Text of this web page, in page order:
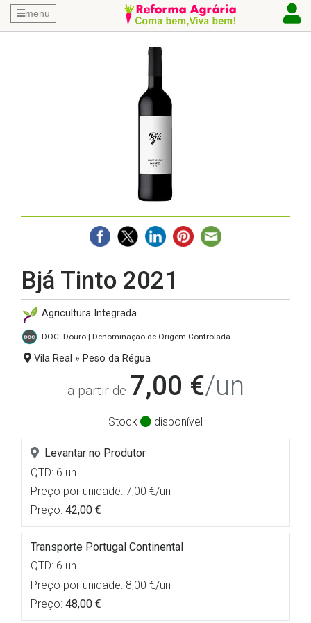
menu
Bjá Tinto 2021
Agricultura Integrada
DOC: Douro | Denominação de Origem Controlada
Vila Real » Peso da Régua
a partir de 7,00 €/un
Stock disponível
Levantar no Produtor
QTD: 6 un
Preço por unidade: 7,00 €/un
Preço: 42,00 €
Transporte Portugal Continental
QTD: 6 un
Preço por unidade: 8,00 €/un
Preço: 48,00 €